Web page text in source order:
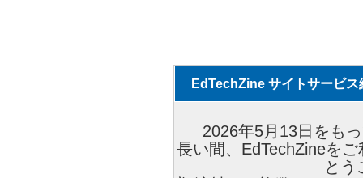
EdTechZine サイトサービス
2026年5月13日をも
長い間、EdTechZineを
とう